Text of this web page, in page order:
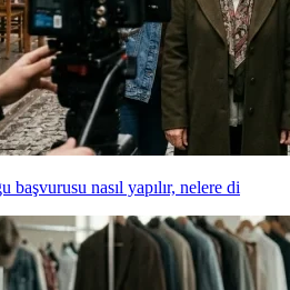
başvurusu nasıl yapılır, nelere di